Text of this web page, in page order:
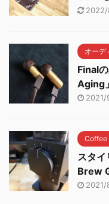
オーデ
Final
Aging
2021/
Coffee
スタ
Brew